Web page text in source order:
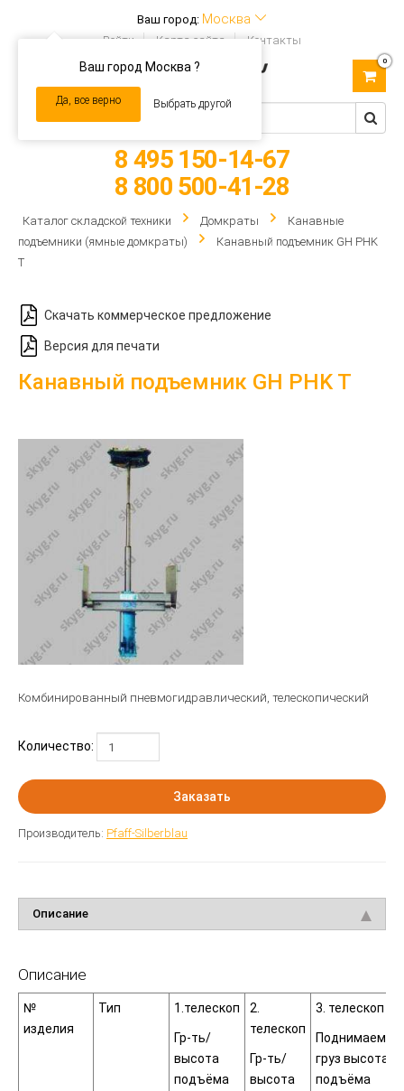
Ваш город: Москва
Ваш город Москва ?
Да, все верно Выбрать другой
Войти Карта сайта Контакты
navigation
0
8 495 150-14-67
8 800 500-41-28
Каталог складской техники Домкраты
Канавные
подъемники (ямные домкраты)
Канавный подъемник GH PHK
T
Скачать коммерческое предложение
Версия для печати
Канавный подъемник GH PHK T
Комбинированный пневмогидравлический, телескопический
Количество:
Заказать
Производитель: Pfaff-Silberblau
Описание
Описание
№
изделия
Тип 1.телескоп
Гр-ть/
высота
подъёма
2.
телескоп
Гр-ть/
высота
3. телескоп
Поднимаемый
груз высота
подъёма